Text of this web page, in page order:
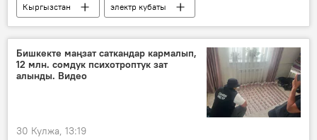
Кыргызстан
электр кубаты
рекорд
аптап
Энергетика жана өнөр жай министрлиги
Бишкекте маңзат саткандар кармалып,
12 млн. сомдук психотроптук зат
алынды. Видео
30 Кулжа, 13:19